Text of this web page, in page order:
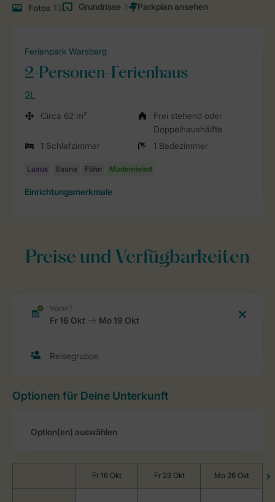
Fotos 13 Grundrisse 1
Ferienpark Warsberg
2-Personen-Ferienhaus
2L
Circa 62 m²
Frei stehend oder
Doppelhaushälfte
1 Schlafzimmer
1 Badezimmer
Einrichtungsmerkmale
Preise und Verfügbarkeiten
Optionen für Deine Unterkunft
Fr 16 Okt Fr 23 Okt Mo 26 Okt